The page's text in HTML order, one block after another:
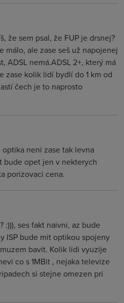
že sem psal, že FUP je drsnej?
málo, ale zase seš už napojenej
ADSL nemá.ADSL 2+, který má
zase kolik lidí bydlí do 1 km od
čech je to naprosto
neni zase tak levna
bude opet jen v nekterych
porizovaci cena.
:))), ses fakt naivni, az bude
ISP bude mit optikou spojeny
bavit. Kolik lidi vyuzije
co s 1MBit , nejaka televize
si stejne omezen pri